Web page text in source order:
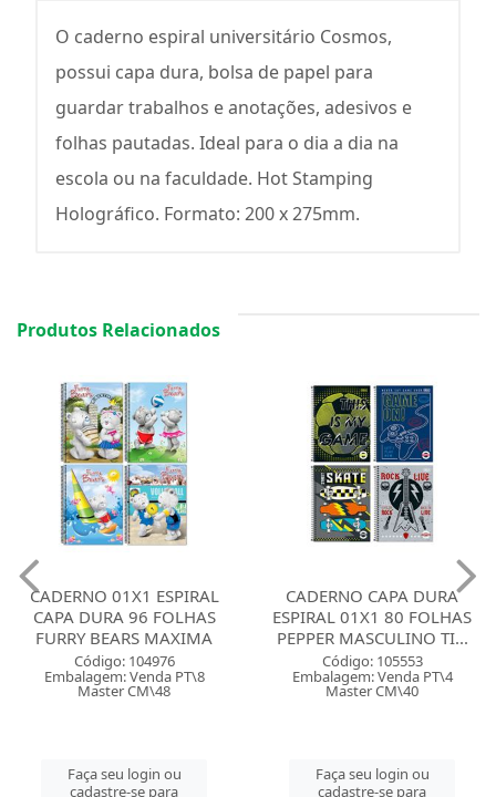
O caderno espiral universitário Cosmos,
possui capa dura, bolsa de papel para
guardar trabalhos e anotações, adesivos e
folhas pautadas. Ideal para o dia a dia na
escola ou na faculdade. Hot Stamping
Holográfico. Formato: 200 x 275mm.
Produtos Relacionados
CADERNO 01X1 ESPIRAL
CAPA DURA 96 FOLHAS
FURRY BEARS MAXIMA
Código: 104976
Embalagem: Venda PT\8
Master CM\48
Faça seu login ou
cadastre-se para
CADERNO CAPA DURA
ESPIRAL 01X1 80 FOLHAS
PEPPER MASCULINO TI...
Código: 105553
Embalagem: Venda PT\4
Master CM\40
Faça seu login ou
cadastre-se para